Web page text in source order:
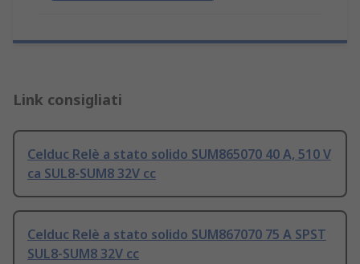
Link consigliati
Celduc Relè a stato solido SUM865070 40 A, 510 V
ca SUL8-SUM8 32V cc
Celduc Relè a stato solido SUM867070 75 A SPST
SUL8-SUM8 32V cc